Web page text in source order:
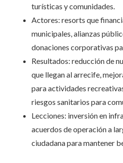
turísticas y comunidades.
Actores: resorts que
municipales, alianzas
donaciones corporativas
Resultados: reducción de
que llegan al arrecife,
para actividades
riesgos sanitarios para
Lecciones: inversión en
acuerdos de operación a
ciudadana para mantener